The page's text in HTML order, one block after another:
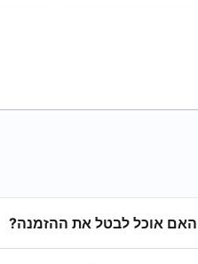
האם אוכל לבטל את ההזמנה?